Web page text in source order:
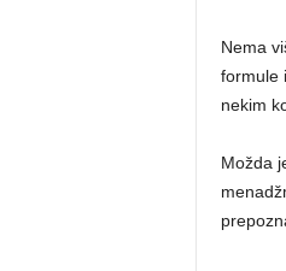
Nema
formule
nekim
Možda